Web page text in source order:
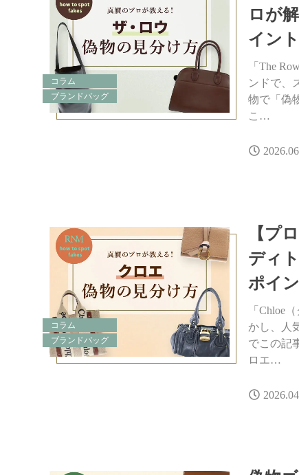
コラム
ブランドバッグ
ロが
イン
「The
ンドで、
物で「偽
こ…
コラム
ブランドバッグ
【プ
ディ
ポイ
「Chloe
かし、人
でこの記
ロエ…